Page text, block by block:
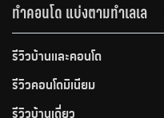
ทำคอนโด แบ่งตามทำเลเล
รีวิวบ้านและคอนโด
รีวิวคอนโดมิเนียม
รีวิวบ้านเดี่ยว